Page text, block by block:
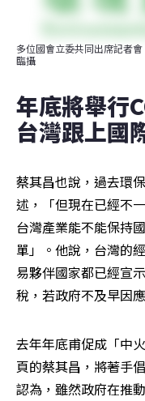
多位國會立委共同出席記者
臨攝
年底將舉行
台灣跟上國
蔡其昌也說，過去環
述，「但現在已經不
台灣產業能不能保持
單」。他說，台灣的
易夥伴國家都已經宣
稅，若政府不及早因
去年年底甫促成「中
頁的蔡其昌，將著手
認為，雖然政府在推